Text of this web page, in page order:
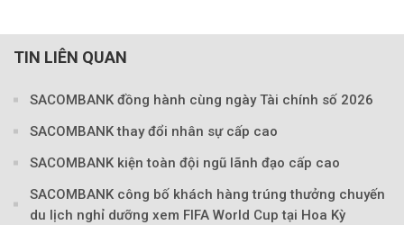
TIN LIÊN QUAN
SACOMBANK đồng hành cùng ngày Tài chính số 2026
SACOMBANK thay đổi nhân sự cấp cao
SACOMBANK kiện toàn đội ngũ lãnh đạo cấp cao
SACOMBANK công bố khách hàng trúng thưởng chuyến
du lịch nghỉ dưỡng xem FIFA World Cup tại Hoa Kỳ